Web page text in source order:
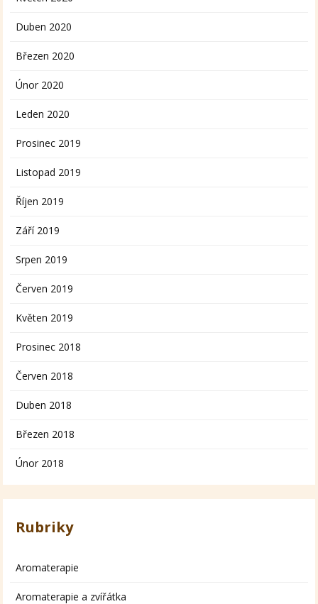
Duben 2020
Březen 2020
Únor 2020
Leden 2020
Prosinec 2019
Listopad 2019
Říjen 2019
Září 2019
Srpen 2019
Červen 2019
Květen 2019
Prosinec 2018
Červen 2018
Duben 2018
Březen 2018
Únor 2018
Rubriky
Aromaterapie
Aromaterapie a zvířátka